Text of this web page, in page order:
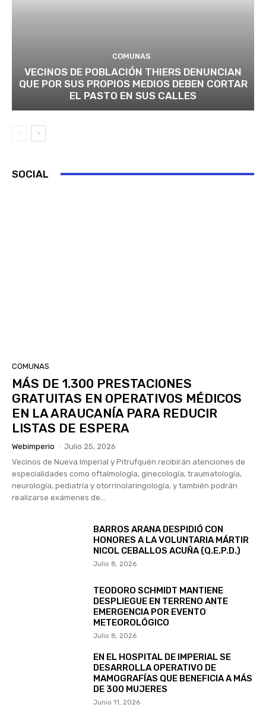
COMUNAS
VECINOS DE POBLACIÓN THIERS DENUNCIAN
QUE POR SUS PROPIOS MEDIOS DEBEN CORTAR
EL PASTO EN SUS CALLES
SOCIAL
COMUNAS
MÁS DE 1.300 PRESTACIONES
GRATUITAS EN OPERATIVOS MÉDICOS
EN LA ARAUCANÍA PARA REDUCIR
LISTAS DE ESPERA
Webimperio - Julio 25, 2026
Vecinos de Nueva Imperial y Pitrufquén recibirán atenciones de
especialidades como oftalmología, ginecología, traumatología,
neurología, pediatría y otorrinolaringología, y también podrán
realizarse exámenes de...
BARROS ARANA DESPIDIÓ CON
HONORES A LA VOLUNTARIA MÁRTIR
NICOL CEBALLOS ACUÑA (Q.E.P.D.)
Julio 8, 2026
TEODORO SCHMIDT MANTIENE
DESPLIEGUE EN TERRENO ANTE
EMERGENCIA POR EVENTO
METEOROLÓGICO
Julio 8, 2026
EN EL HOSPITAL DE IMPERIAL SE
DESARROLLA OPERATIVO DE
MAMOGRAFÍAS QUE BENEFICIA A MÁS
DE 300 MUJERES
Junio 11, 2026